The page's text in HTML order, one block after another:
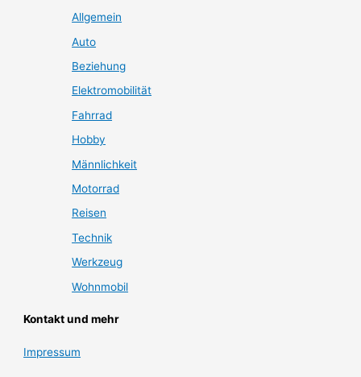
Allgemein
Auto
Beziehung
Elektromobilität
Fahrrad
Hobby
Männlichkeit
Motorrad
Reisen
Technik
Werkzeug
Wohnmobil
Kontakt und mehr
Impressum